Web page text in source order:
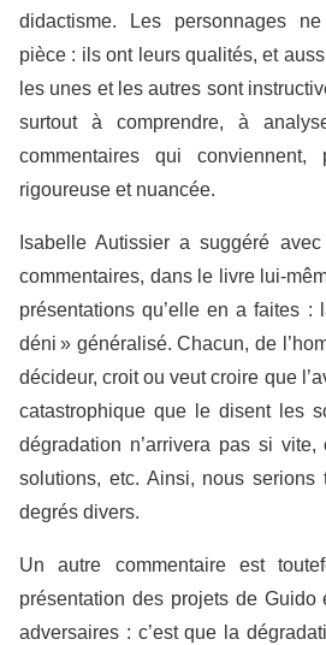
didactisme. Les personnages
pièce : ils ont leurs qualités, et
les unes et les autres sont
surtout à comprendre, à
commentaires qui
rigoureuse et nuancée.
Isabelle Autissier a suggéré
commentaires, dans le livre lui-
présentations qu’elle en a faites :
déni » généralisé. Chacun, de
décideur, croit ou veut croire que
catastrophique que le disent les
dégradation n’arrivera pas si vite,
solutions, etc. Ainsi, nous serions
degrés divers.
Un autre commentaire est
présentation des projets de
adversaires : c’est que la